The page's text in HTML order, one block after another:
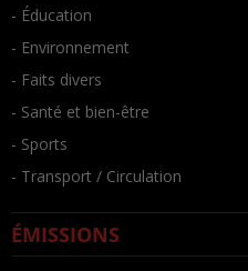
- Éducation
- Environnement
- Faits divers
- Santé et bien-être
- Sports
- Transport / Circulation
ÉMISSIONS